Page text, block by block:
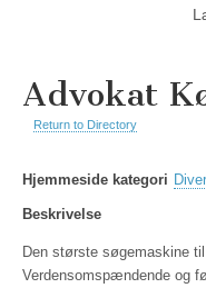
Advokat
Return to Directory
Hjemmeside kategori
Beskrivelse
Den største søgemaskine
Verdensomspændende og